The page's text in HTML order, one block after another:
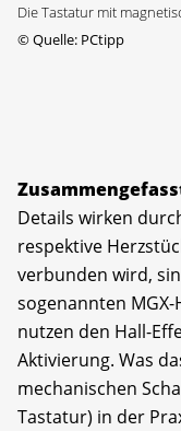
Die Tastatur mit
©Quelle: PCtipp
Details wirken
respektive
verbunden wird,
sogenannten
nutzen den Hall-
Aktivierung. Was
mechanischen
Tastatur) in der